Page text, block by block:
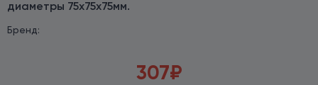
диаметры 75х75х75мм.
Бренд:
307₽